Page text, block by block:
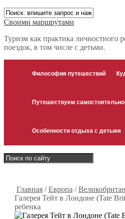
Своими маршрутами
Туризм как практика личностного
поездок, в том числе с детьми.
Философия путешествий
Путешествуем самостоятельно
Особенности отдыха с детьми
Главная/Европа /
Галерея Тейт в Лондоне (Tate
ребенка